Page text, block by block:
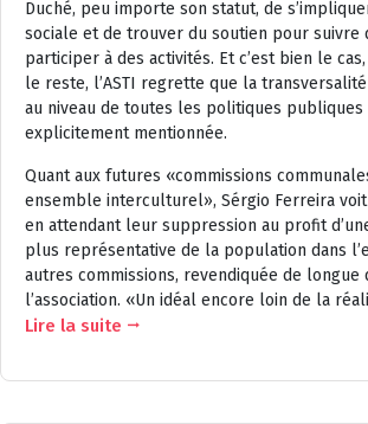
Duché, peu importe son statut, de
sociale et de trouver du soutien pour suivre
participer à des activités. Et c’est bien le
le reste, l’ASTI regrette que la
au niveau de toutes les politiques publiques
explicitement mentionnée.
Quant aux futures «commissions
ensemble interculturel», Sérgio Ferreira
en attendant leur suppression au profit
plus représentative de la population dans
autres commissions, revendiquée de longue
l’association. «Un idéal encore loin de la
Lire la suite